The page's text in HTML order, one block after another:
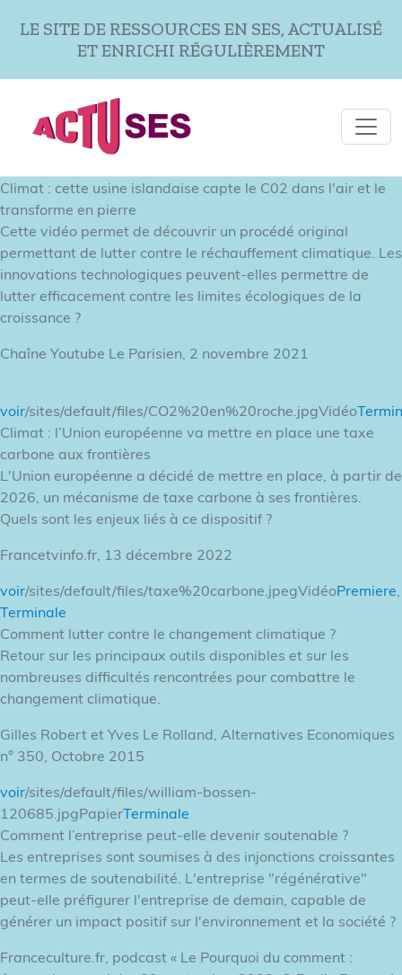
LE SITE DE RESSOURCES EN SES, ACTUALISÉ
ET ENRICHI RÉGULIÈREMENT
Climat : cette usine islandaise capte le C02 dans l'air et le
transforme en pierre
Cette vidéo permet de découvrir un procédé original
permettant de lutter contre le réchauffement climatique. Les
innovations technologiques peuvent-elles permettre de
lutter efficacement contre les limites écologiques de la
croissance ?
Chaîne Youtube Le Parisien, 2 novembre 2021
voir/sites/default/files/CO2%20en%20roche.jpgVidéo
Climat : l’Union européenne va mettre en place une taxe
carbone aux frontières
L'Union européenne a décidé de mettre en place, à partir de
2026, un mécanisme de taxe carbone à ses frontières.
Quels sont les enjeux liés à ce dispositif ?
Francetvinfo.fr, 13 décembre 2022
voir/sites/default/files/taxe%20carbone.jpegVidéoPremiere,
Terminale
Comment lutter contre le changement climatique ?
Retour sur les principaux outils disponibles et sur les
nombreuses difficultés rencontrées pour combattre le
changement climatique.
Gilles Robert et Yves Le Rolland, Alternatives Economiques
n° 350, Octobre 2015
voir/sites/default/files/william-bossen-
120685.jpgPapierTerminale
Comment l’entreprise peut-elle devenir soutenable ?
Les entreprises sont soumises à des injonctions croissantes
en termes de soutenabilité. L'entreprise "régénérative"
peut-elle préfigurer l'entreprise de demain, capable de
générer un impact positif sur l'environnement et la société ?
Franceculture.fr, podcast « Le Pourquoi du comment :